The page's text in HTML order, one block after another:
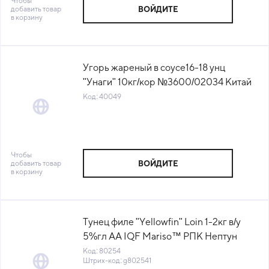
добавить товар
в корзину
ВОЙДИТЕ
Угорь жареный в соусе16-18 унц
"Унаги" 10кг/кор №3600/02034 Китай
(КОР) (КОД 40049) (-18°С)
Код: 40049
Чтобы
добавить товар
в корзину
ВОЙДИТЕ
Тунец филе "Yellowfin" Loin 1-2кг в/у
5%гл AA IQF Mariso™ РПК Нептун
(КОД 80254) (-18°С)
Код: 80254
Штрих-код: g802541